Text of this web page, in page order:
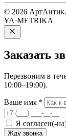
© 2026
YA·METRIKA
Заказать
Перезвоним в
10:00–19:00).
Ваше имя *
Я согласен(-
Жду звонка